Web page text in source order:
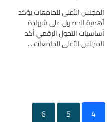
المجلس الأعلى للجامعات يؤكد
أهمية الحصول على شهادة
أساسيات التحول الرقمي أكد
المجلس الأعلى للجامعات،...
4
5
6